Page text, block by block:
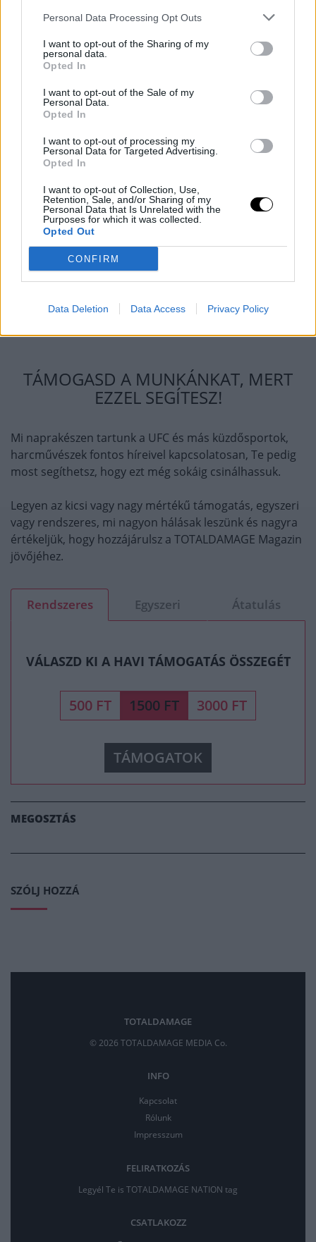
Personal Data Processing Opt Outs
I want to opt-out of the Sharing of my
personal data.
Opted In
I want to opt-out of the Sale of my
Personal Data.
Opted In
I want to opt-out of processing my
Personal Data for Targeted Advertising.
Opted In
I want to opt-out of Collection, Use,
Retention, Sale, and/or Sharing of my
Personal Data that Is Unrelated with the
Purposes for which it was collected.
Opted Out
CONFIRM
Data Deletion Data Access Privacy Policy
Ekkor elszabadult a káosz: Silva csapata – köztük UFC-
rohant, ésösszecsapott Freitas stábjával
. Ütések és
rúgások repkedtek, Silvát hátulról megütötték úgy,
másodpercekkel később pedig pedig egy szmokingos
férfi úgy kiütötte, hogy úgy kellett odavonszolni a
CHAOS. Brawl in the ring and Wanderlei gets sparked
out coldpic.twitter.com/SWtu4LC7pN
— caposa (@Grabaka_Hitman)
2025
TÁMOGASD A MUNKÁNKAT, MERT
EZZEL SEGÍTESZ!
Mi naprakészen tartunk a UFC és más küzdősportok,
harcművészek fontos híreivel kapcsolatosan, Te pedig
most segíthetsz, hogy ezt még sokáig csinálhassuk.
Legyen az kicsi vagy nagy mértékű támogatás, egyszeri
vagy rendszeres, mi nagyon hálásak leszünk és nagyra
értékeljük, hogy hozzájárulsz a TOTALDAMAGE Magazin
jövőjéhez.
Rendszeres Egyszeri Átatulás
VÁLASZD KI A HAVI TÁMOGATÁS ÖSSZEGÉT
500 FT 1500 FT 3000 FT
TÁMOGATOK
MEGOSZTÁS
SZÓLJ HOZZÁ
TOTALDAMAGE
© 2026 TOTALDAMAGE MEDIA Co.
INFO
Kapcsolat
Rólunk
Impresszum
FELIRATKOZÁS
Legyél Te is TOTALDAMAGE NATION tag
CSATLAKOZZ